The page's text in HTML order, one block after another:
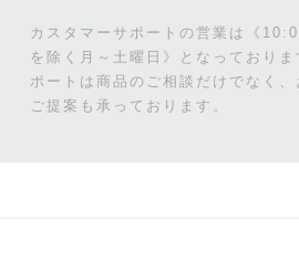
カスタマーサポートの営業は《
を除く月～土曜日》となっておりま
ポートは商品のご相談だけでなく
ご提案も承っております。